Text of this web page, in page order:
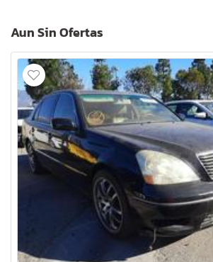
Aun Sin Ofertas